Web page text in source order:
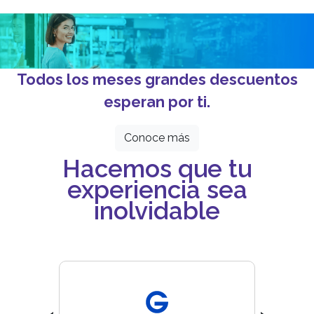
Todos los meses grandes descuentos
esperan por ti.
Conoce más
Hacemos que tu
experiencia sea
inolvidable